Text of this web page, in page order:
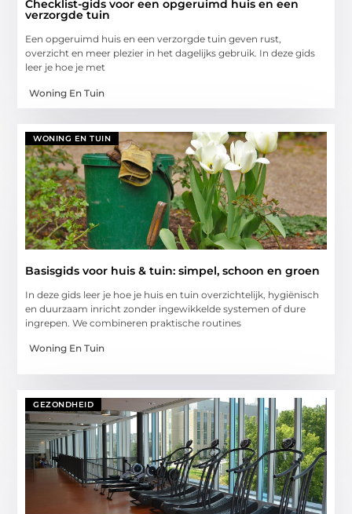
Checklist-gids voor een opgeruimd huis en een
verzorgde tuin
Een opgeruimd huis en een verzorgde tuin geven rust,
overzicht en meer plezier in het dagelijks gebruik. In deze gids
leer je hoe je met
Woning En Tuin
WONING EN TUIN
Basisgids voor huis & tuin: simpel, schoon en groen
In deze gids leer je hoe je huis en tuin overzichtelijk, hygiënisch
en duurzaam inricht zonder ingewikkelde systemen of dure
ingrepen. We combineren praktische routines
Woning En Tuin
GEZONDHEID